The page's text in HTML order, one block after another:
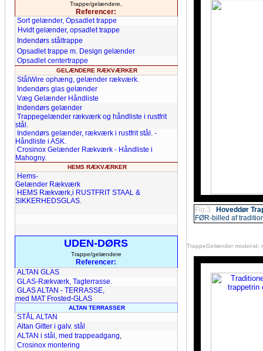
Trappe/gelændere,
Referencer:
Sort gelænder, Opsadlet trappe
Hvidt gelænder, opsadlet trappe
Indendørs ståltrappe
Opsadlet trappe m. Design gelænder
Opsadlet centertrappe
GELÆNDERE RÆKVÆRKER
StålWire ophæng, gelænder rækværk.
Indendørs glas gelænder
Væg Gelænder Håndliste
Indendørs gelænder
Trappegelænder rækværk og håndliste i rustfrit
stål.
Indendørs gelænder, rækværk i rustfrit stål. -
Håndliste i ASK.
Crosinox Gelænder Rækværk - Håndliste i
Mahogny.
HEMSRÆKVÆRKER
Hems-
Gelænder Rækværk
HEMS Rækværk,i RUSTFRIT STAAL &
SIKKERHEDSGLAS.
UDEN-DØRS
Trappe/gelændere
Referencer:
ALTAN GLAS
GLAS-Rækværk, Tagterrasse.
GLAS ALTAN - TERRASSE,
med MAT Frosted-GLAS
ALTAN TERRASSER
STÅL ALTAN
Altan Gitter i galv. stål
ALTAN i stål, med trappeadgang,
Crosinox montering
Fig.3
Hoveddør
FØR-billed af
TrappeGelænder model-id: